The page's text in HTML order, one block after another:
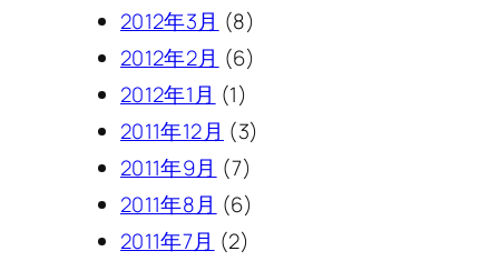
2012年3月 (8)
2012年2月 (6)
2012年1月 (1)
2011年12月 (3)
2011年9月 (7)
2011年8月 (6)
2011年7月 (2)